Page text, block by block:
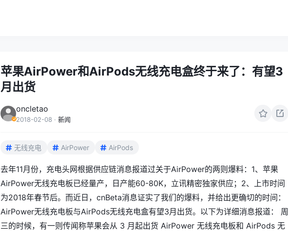
苹果AirPower和AirPods无线充电盒终于来了：有望3
月出货
oncletao
2018-02-08 · 新闻
无线充电 AirPower AirPods
去年11月份，充电头网根据供应链消息报道过关于AirPower的两则爆料：1、苹果
AirPower无线充电板已经量产，日产能60-80K，立讯精密独家供应；2、上市时间
为2018年春节后。而近日，cnBeta消息证实了我们的爆料，并给出更确切的时间：
AirPower无线充电板与AirPods无线充电盒有望3月出货。以下为详细消息报道： 周
三的时候，有一则传闻称苹果会从 3 月起出货 AirPower 无线充电板和 AirPods 无